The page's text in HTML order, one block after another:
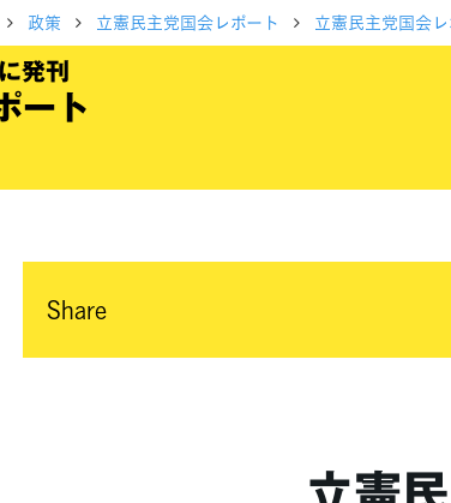
政策 立憲民主党国会レポート 立憲民主党国会
発刊
ート
Share